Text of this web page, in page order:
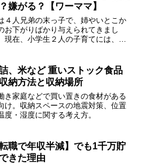
嫌がる？【ワーママ】
４人兄弟の末っ子で、姉やいとこか
お下がりばかり与えられてきまし
現在、小学生２人の子育てには、お
「どこまでの物をあげるか」「お礼
うするか」を決めていま...
、米など 重いストック食品
納方法と収納場所
き家庭などで買い置きの食材がある
け。収納スペースの地震対策、位置
度・湿度に関する考え方。
転職で年収半減】でも1千万貯
きた理由